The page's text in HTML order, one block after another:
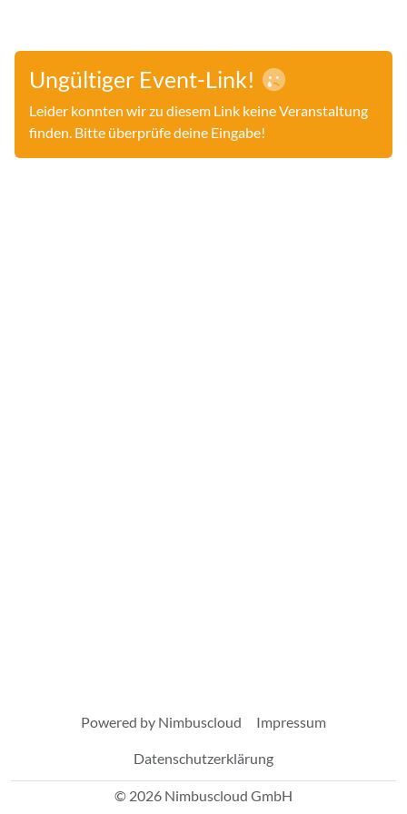
Ungültiger Event-Link!
Leider konnten wir zu diesem Link keine Veranstaltung
finden. Bitte überprüfe deine Eingabe!
Powered by Nimbuscloud Impressum
Datenschutzerklärung
© 2026 Nimbuscloud GmbH